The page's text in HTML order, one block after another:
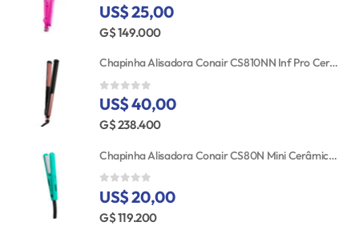
0 out of 5
US$ 25,00
G$ 149.000
Chapinha Alisadora Conair CS810NN Inf Pro Cerâmica 25MM 110V
0 out of 5
US$ 40,00
G$ 238.400
Chapinha Alisadora Conair CS80N Mini Cerâmica Bivolt
0 out of 5
US$ 20,00
G$ 119.200